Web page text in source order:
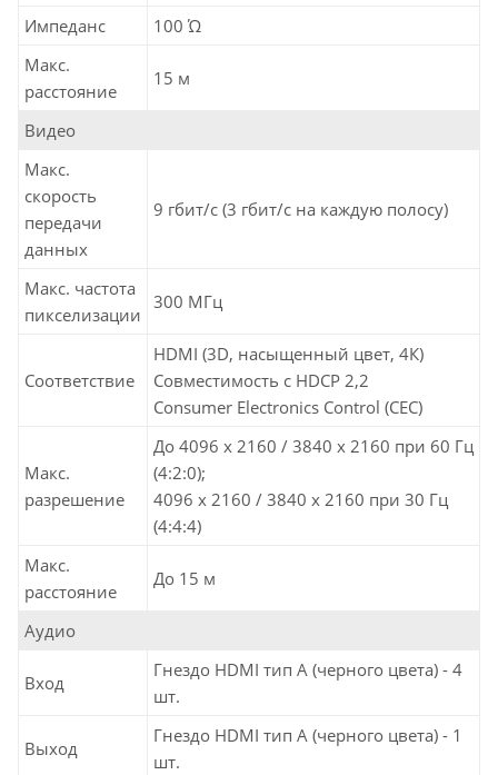
Импеданс
100 Ώ
Макс.
расстояние
15 м
Видео
Макс.
скорость
передачи
данных
9 гбит/с (3 гбит/с на каждую полосу)
Макс. частота
пикселизации
300 MГц
Соответствие
HDMI (3D, насыщенный цвет, 4К)
Совместимость с HDCP 2,2
Consumer Electronics Control (CEC)
Макс.
разрешение
До 4096 x 2160 / 3840 x 2160 при 60 Гц
(4:2:0);
4096 x 2160 / 3840 x 2160 при 30 Гц
(4:4:4)
Макс.
расстояние
До 15 м
Аудио
Вход
Гнездо HDMI тип А (черного цвета) - 4
шт.
Выход
Гнездо HDMI тип А (черного цвета) - 1
шт.